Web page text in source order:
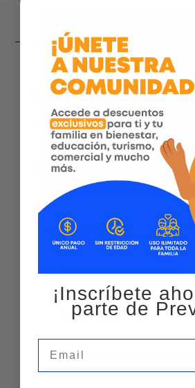
¿Qué servicios
Ginecologia y
Medicina general
NEFROLOGIA
ONICECTOMIA TOTAL
COLPOSCOPIA
ECOGRAFIA
¡Inscríbete
parte de